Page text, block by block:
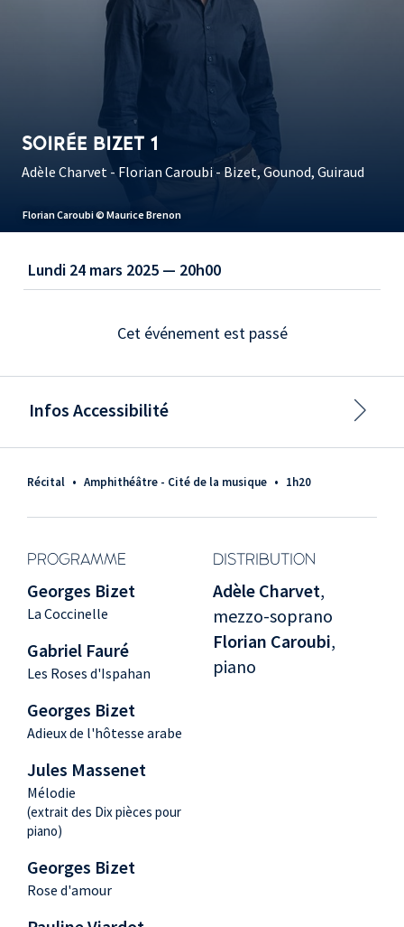
Florian Caroubi © Maurice Brenon
SOIRÉE BIZET 1
Adèle Charvet - Florian Caroubi - Bizet, Gounod, Guiraud
Récital • Amphithéâtre - Cité de la musique • 1h20
PROGRAMME DISTRIBUTION
Georges Bizet
La Coccinelle
Gabriel Fauré
Les Roses d'Ispahan
Georges Bizet
Adieux de l'hôtesse arabe
Jules Massenet
Mélodie
(extrait des Dix pièces pour
piano)
Georges Bizet
Rose d'amour
Adèle Charvet,
mezzo-soprano
Florian Caroubi,
piano
Lundi 24 mars 2025 — 20h00
Cet événement est passé
Infos Accessibilité